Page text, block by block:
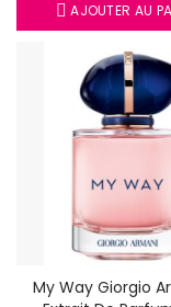
AJOUTER AU
My Way Giorgio